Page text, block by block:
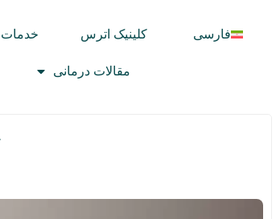
فارسی کلینیک اترس خدمات
مقالات درمانی